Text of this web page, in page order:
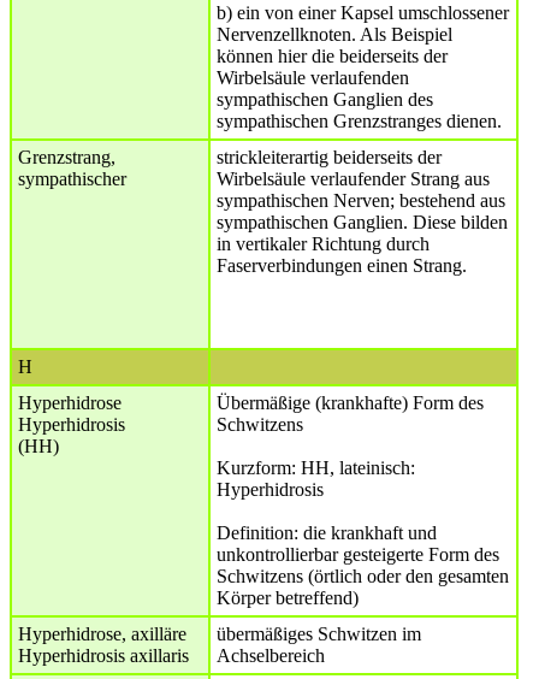
b) ein von einer Kapsel umschlossener
Nervenzellknoten. Als Beispiel
können hier die beiderseits der
Wirbelsäule verlaufenden
sympathischen Ganglien des
sympathischen Grenzstranges dienen.
Grenzstrang,
sympathischer
strickleiterartig beiderseits der
Wirbelsäule verlaufender Strang aus
sympathischen Nerven; bestehend aus
sympathischen Ganglien. Diese bilden
in vertikaler Richtung durch
Faserverbindungen einen Strang.
H
Hyperhidrose
Hyperhidrosis
(HH)
Übermäßige (krankhafte) Form des
Schwitzens
Kurzform: HH, lateinisch:
Hyperhidrosis
Definition: die krankhaft und
unkontrollierbar gesteigerte Form des
Schwitzens (örtlich oder den gesamten
Körper betreffend)
Hyperhidrose, axilläre
Hyperhidrosis axillaris
übermäßiges Schwitzen im
Achselbereich